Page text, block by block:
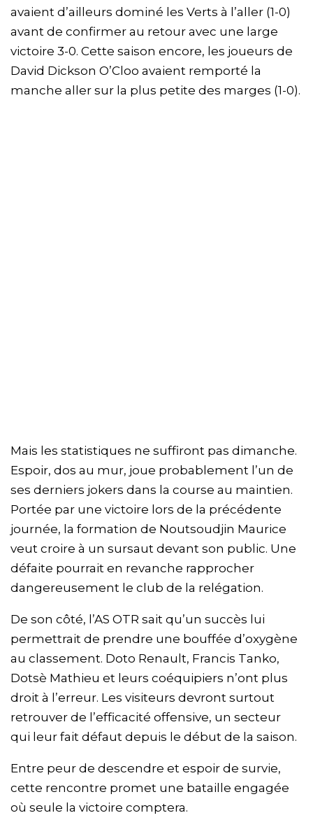
avaient d’ailleurs dominé les Verts à l’aller (1-0)
avant de confirmer au retour avec une large
victoire 3-0. Cette saison encore, les joueurs de
David Dickson O’Cloo avaient remporté la
manche aller sur la plus petite des marges (1-0).
Mais les statistiques ne suffiront pas dimanche.
Espoir, dos au mur, joue probablement l’un de
ses derniers jokers dans la course au maintien.
Portée par une victoire lors de la précédente
journée, la formation de Noutsoudjin Maurice
veut croire à un sursaut devant son public. Une
défaite pourrait en revanche rapprocher
dangereusement le club de la relégation.
De son côté, l’AS OTR sait qu’un succès lui
permettrait de prendre une bouffée d’oxygène
au classement. Doto Renault, Francis Tanko,
Dotsè Mathieu et leurs coéquipiers n’ont plus
droit à l’erreur. Les visiteurs devront surtout
retrouver de l’efficacité offensive, un secteur
qui leur fait défaut depuis le début de la saison.
Entre peur de descendre et espoir de survie,
cette rencontre promet une bataille engagée
où seule la victoire comptera.